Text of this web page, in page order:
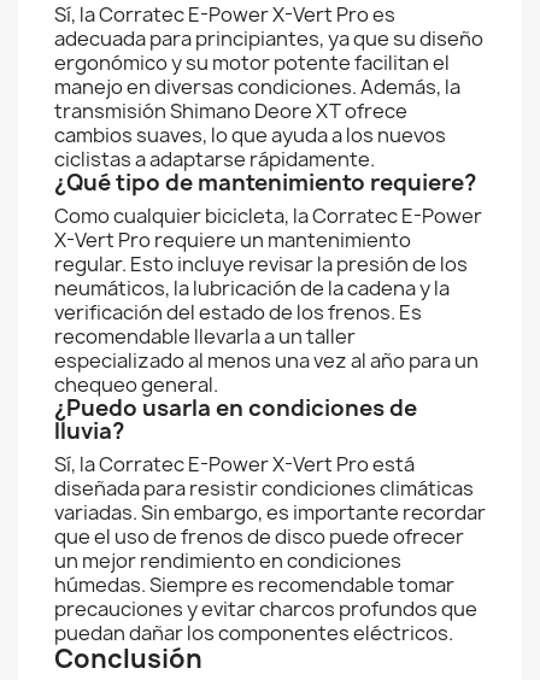
Sí, la Corratec E-Power X-Vert Pro es
adecuada para principiantes, ya que su diseño
ergonómico y su motor potente facilitan el
manejo en diversas condiciones. Además, la
transmisión Shimano Deore XT ofrece
cambios suaves, lo que ayuda a los nuevos
ciclistas a adaptarse rápidamente.
¿Qué tipo de mantenimiento requiere?
Como cualquier bicicleta, la Corratec E-Power
X-Vert Pro requiere un mantenimiento
regular. Esto incluye revisar la presión de los
neumáticos, la lubricación de la cadena y la
verificación del estado de los frenos. Es
recomendable llevarla a un taller
especializado al menos una vez al año para un
chequeo general.
¿Puedo usarla en condiciones de
lluvia?
Sí, la Corratec E-Power X-Vert Pro está
diseñada para resistir condiciones climáticas
variadas. Sin embargo, es importante recordar
que el uso de frenos de disco puede ofrecer
un mejor rendimiento en condiciones
húmedas. Siempre es recomendable tomar
precauciones y evitar charcos profundos que
puedan dañar los componentes eléctricos.
Conclusión